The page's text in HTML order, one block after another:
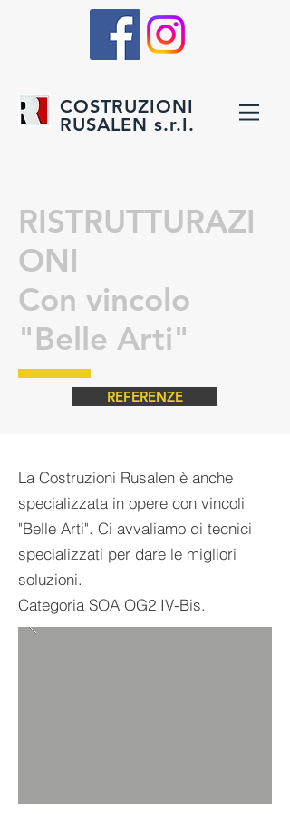
COSTRUZIONI
RUSALEN s.r.I.
RISTRUTTURAZI
ONI
Con vincolo
"Belle Arti"
REFERENZE
La Costruzioni Rusalen è anche
specializzata in opere con vincoli
"Belle Arti". Ci avvaliamo di tecnici
specializzati per dare le migliori
soluzioni.
Categoria SOA OG2 IV-Bis.